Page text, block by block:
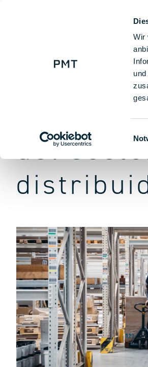
Wir
+ 49 (0) 9225
Soluciones para mayoristas: Conviértase en
Del
del